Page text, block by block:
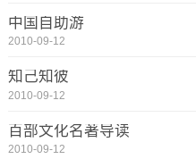
中国自助游
2010-09-12
知己知彼
2010-09-12
百部文化名著导读
2010-09-12